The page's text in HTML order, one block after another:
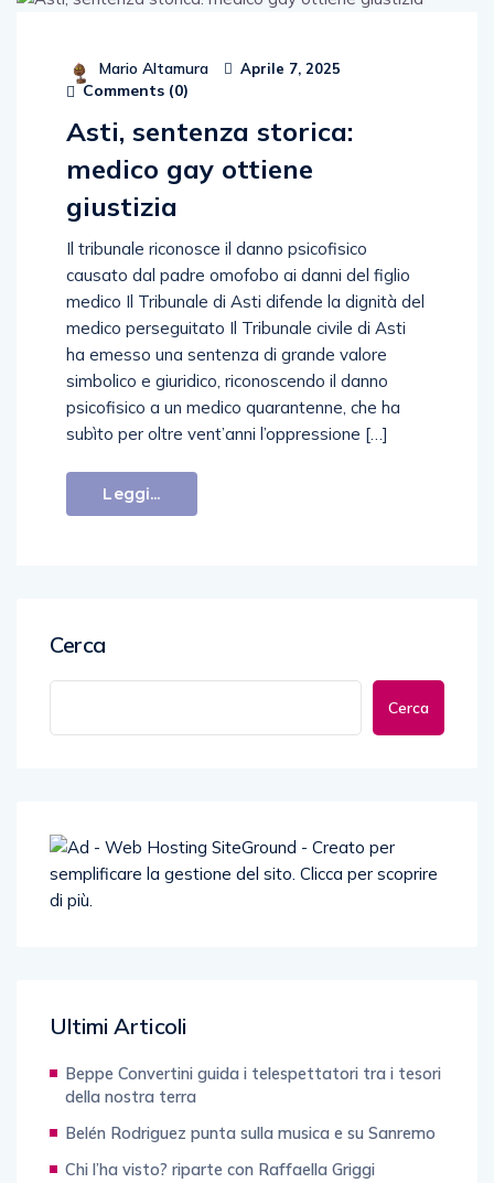
Mario Altamura Aprile 7, 2025
Comments (0)
Asti, sentenza storica:
medico gay ottiene
giustizia
Il tribunale riconosce il danno psicofisico
causato dal padre omofobo ai danni del figlio
medico Il Tribunale di Asti difende la dignità del
medico perseguitato Il Tribunale civile di Asti
ha emesso una sentenza di grande valore
simbolico e giuridico, riconoscendo il danno
psicofisico a un medico quarantenne, che ha
subìto per oltre vent’anni l’oppressione […]
Leggi...
Cerca
Cerca
Ultimi Articoli
Beppe Convertini guida i telespettatori tra i tesori
della nostra terra
Belén Rodriguez punta sulla musica e su Sanremo
Chi l’ha visto? riparte con Raffaella Griggi